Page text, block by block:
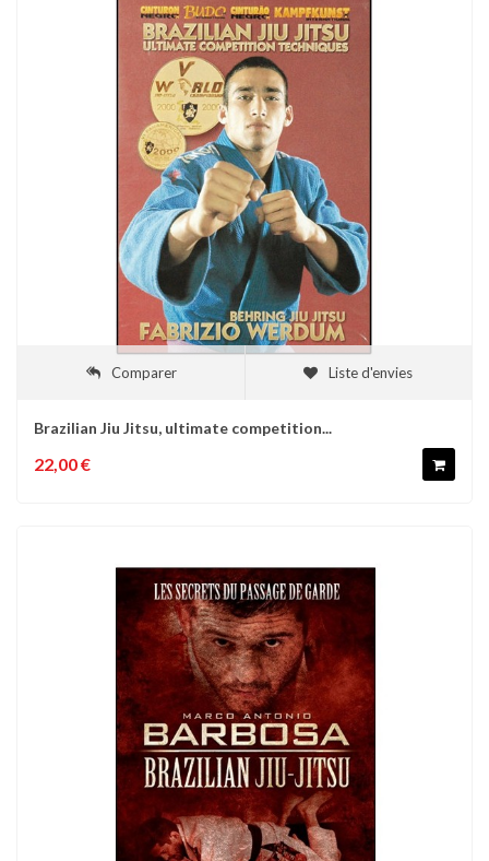
Comparer Liste d'envies
Brazilian Jiu Jitsu, ultimate competition...
22,00 €